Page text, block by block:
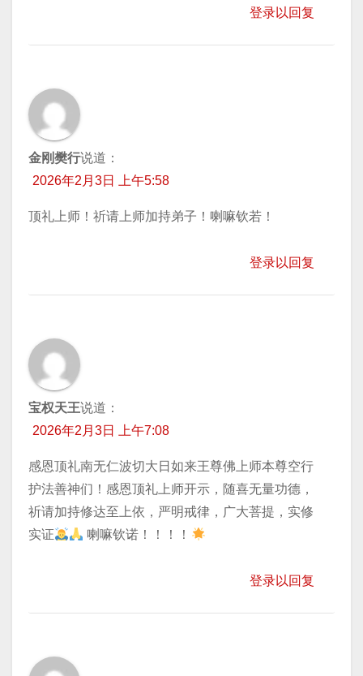
登录以回复
金刚樊行说道：
2026年2月3日 上午5:58
顶礼上师！祈请上师加持弟子！喇嘛钦若！
登录以回复
宝权天王说道：
2026年2月3日 上午7:08
感恩顶礼南无仁波切大日如来王尊佛上师本尊空行
护法善神们！感恩顶礼上师开示，随喜无量功德，
祈请加持​修达至上依，严明戒律，广大菩提，实修
实证
喇嘛钦诺！！！！
登录以回复